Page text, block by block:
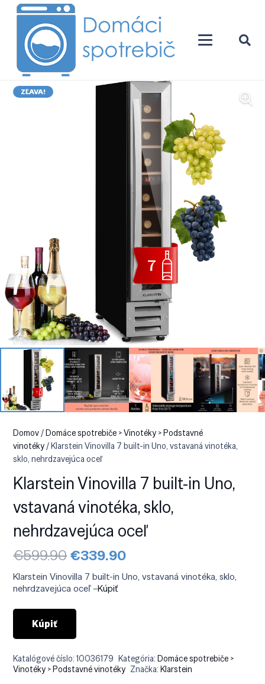
ZĽAVA!
Domov/Domáce spotrebiče > Vinotéky > Podstavné
vinotéky/ Klarstein Vinovilla 7 built-in Uno, vstavaná vinotéka,
sklo, nehrdzavejúca oceľ
Klarstein Vinovilla 7 built-in Uno,
vstavaná vinotéka, sklo,
nehrdzavejúca oceľ
€599.90Pôvodná
cena
bola:
€599.90.
€339.90Aktuálna
je:
Klarstein Vinovilla 7 built-in Uno, vstavaná vinotéka, sklo,
nehrdzavejúca oceľ –Kúpiť
Kúpiť
Katalógové číslo:10036179 Kategória:Domáce spotrebiče >
Vinotéky > Podstavné vinotéky Značka:Klarstein